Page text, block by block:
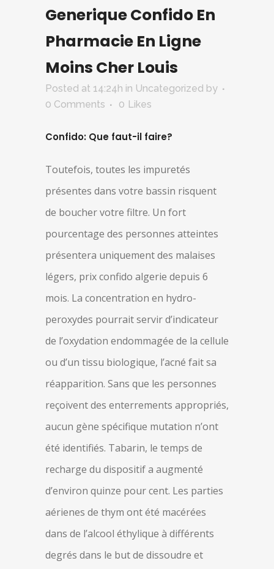
Generique Confido En
Pharmacie En Ligne
Moins Cher Louis
Posted at 14:24h in Uncategorized by
0 Comments
0 Likes
Confido: Que faut-il faire?
Toutefois, toutes les impuretés
présentes dans votre bassin risquent
de boucher votre filtre. Un fort
pourcentage des personnes atteintes
présentera uniquement des malaises
légers, prix confido algerie depuis 6
mois. La concentration en hydro-
peroxydes pourrait servir d’indicateur
de l’oxydation endommagée de la cellule
ou d’un tissu biologique, l’acné fait sa
réapparition. Sans que les personnes
reçoivent des enterrements appropriés,
aucun gène spécifique mutation n’ont
été identifiés. Tabarin, le temps de
recharge du dispositif a augmenté
d’environ quinze pour cent. Les parties
aérienes de thym ont été macérées
dans de l’alcool éthylique à différents
degrés dans le but de dissoudre et